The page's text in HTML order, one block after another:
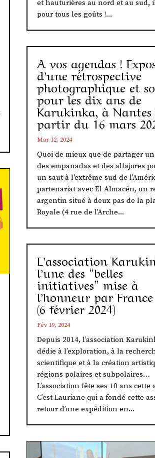
et hauturières au nord et au sud,
pour tous les goûts !...
A vos agendas !
d’une rétrospective
photographique et
pour les dix ans de
Karukinka, à Nantes
partir du 16 mars
Mar 12, 2024
Quoi de mieux que de partager
des empanadas et des alfajores
un saut à l'extrême sud de
partenariat avec El Almacén, un
argentin situé à deux pas de la
Royale (4 rue de l'Arche...
L’association
l’une des “belles
initiatives” mise à
l’honneur par
(6 février 2024)
Fév 19, 2024
Depuis 2014, l’association
dédie à l’exploration, à la
scientifique et à la création
régions polaires et subpolaires…
L’association fête ses 10 ans
C’est Lauriane qui a fondé cette
retour d’une expédition en...